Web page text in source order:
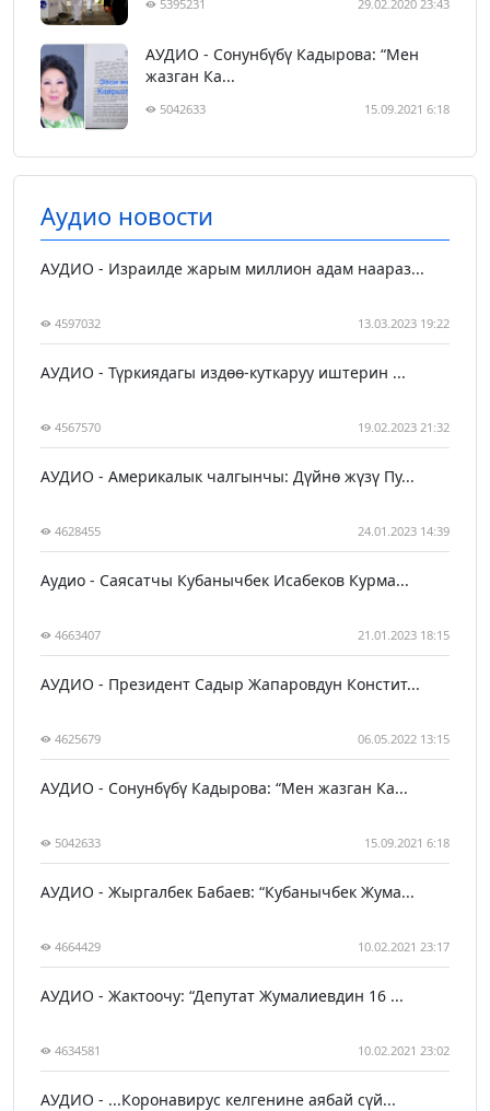
5395231 29.02.2020 23:43
АУДИО - Сонунбүбү Кадырова: “Мен
жазган Ка...
5042633 15.09.2021 6:18
Аудио новости
АУДИО - Израилде жарым миллион адам наараз...
4597032 13.03.2023 19:22
АУДИО - Түркиядагы издөө-куткаруу иштерин ...
4567570 19.02.2023 21:32
АУДИО - Америкалык чалгынчы: Дүйнө жүзү Пу...
4628455 24.01.2023 14:39
Аудио - Саясатчы Кубанычбек Исабеков Курма...
4663407 21.01.2023 18:15
АУДИО - Президент Садыр Жапаровдун Констит...
4625679 06.05.2022 13:15
АУДИО - Сонунбүбү Кадырова: “Мен жазган Ка...
5042633 15.09.2021 6:18
АУДИО - Жыргалбек Бабаев: “Кубанычбек Жума...
4664429 10.02.2021 23:17
АУДИО - Жактоочу: “Депутат Жумалиевдин 16 ...
4634581 10.02.2021 23:02
АУДИО - ...Коронавирус келгенине аябай сүй...